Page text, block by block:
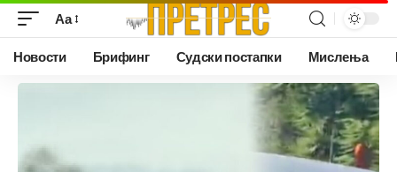
Аа
Новости Брифинг Судски постапки Мислења